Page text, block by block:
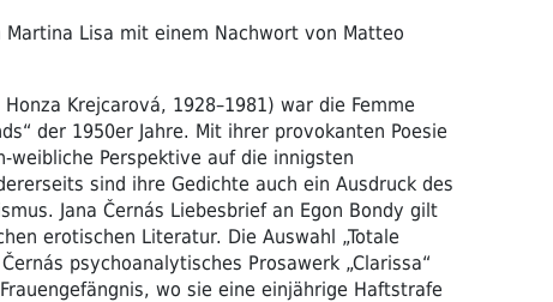
Lisa mit einem Nachwort von Matteo
Krejcarová, 1928–1981) war die Femme
der 1950er Jahre. Mit ihrer provokanten Poesie
Perspektive auf die innigsten
sind ihre Gedichte auch ein Ausdruck des
Jana Černás Liebesbrief an Egon Bondy gilt
erotischen Literatur. Die Auswahl „Totale
psychoanalytisches Prosawerk „Clarissa“
wo sie eine einjährige Haftstrafe